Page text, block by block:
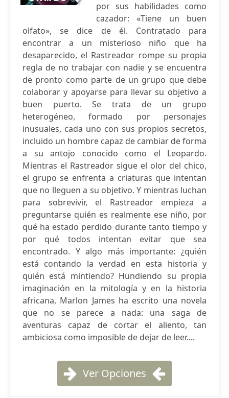
por sus habilidades como
cazador: «Tiene un buen
olfato», se dice de él. Contratado para
encontrar a un misterioso niño que ha
desaparecido, el Rastreador rompe su propia
regla de no trabajar con nadie y se encuentra
de pronto como parte de un grupo que debe
colaborar y apoyarse para llevar su objetivo a
buen puerto. Se trata de un grupo
heterogéneo, formado por personajes
inusuales, cada uno con sus propios secretos,
incluido un hombre capaz de cambiar de forma
a su antojo conocido como el Leopardo.
Mientras el Rastreador sigue el olor del chico,
el grupo se enfrenta a criaturas que intentan
que no lleguen a su objetivo. Y mientras luchan
para sobrevivir, el Rastreador empieza a
preguntarse quién es realmente ese niño, por
qué ha estado perdido durante tanto tiempo y
por qué todos intentan evitar que sea
encontrado. Y algo más importante: ¿quién
está contando la verdad en esta historia y
quién está mintiendo? Hundiendo su propia
imaginación en la mitología y en la historia
africana, Marlon James ha escrito una novela
que no se parece a nada: una saga de
aventuras capaz de cortar el aliento, tan
ambiciosa como imposible de dejar de leer....
Ver Opciones